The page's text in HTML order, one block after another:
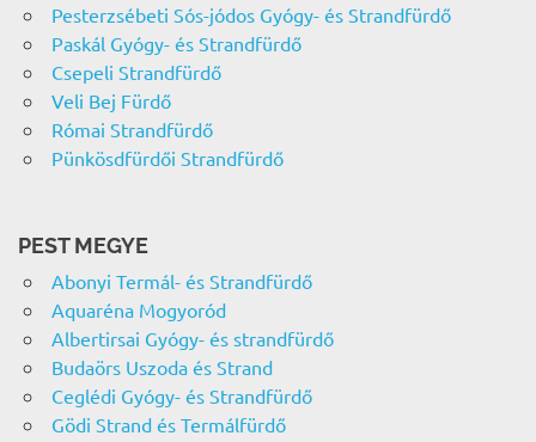
Pesterzsébeti Sós-jódos Gyógy- és Strandfürdő
Paskál Gyógy- és Strandfürdő
Csepeli Strandfürdő
Veli Bej Fürdő
Római Strandfürdő
Pünkösdfürdői Strandfürdő
PEST MEGYE
Abonyi Termál- és Strandfürdő
Aquaréna Mogyoród
Albertirsai Gyógy- és strandfürdő
Budaörs Uszoda és Strand
Ceglédi Gyógy- és Strandfürdő
Gödi Strand és Termálfürdő